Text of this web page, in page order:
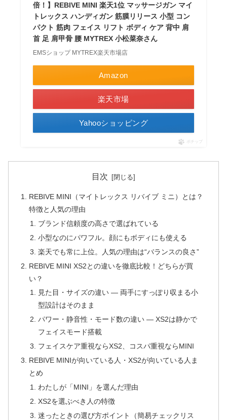
倍！】REBIVE MINI 楽天1位 マッサージガン マイ
トレックス ハンディガン 筋膜リリース 小型 コン
パクト 筋肉 フェイス リフト ボディ ケア 背中 肩
首 足 肩甲骨 腰 MYTREX 小松菜奈さん
EMSショップ MYTREX楽天市場店
Amazon
楽天市場
Yahooショッピング
ポチップ
目次
REBIVE MINI（マイトレックス リバイブ ミニ）とは？
特徴と人気の理由
ブランド信頼度の高さで選ばれている
小型なのにパワフル。顔にもボディにも使える
楽天でも常に上位。人気の理由は“バランスの良さ”
REBIVE MINI XS2との違いを徹底比較！どちらが買
い？
見た目・サイズの違い ― 両手にすっぽり収まる小
型設計はそのまま
パワー・静音性・モード数の違い ― XS2は静かで
フェイスモード搭載
フェイスケア重視ならXS2、コスパ重視ならMINI
REBIVE MINIが向いている人・XS2が向いている人ま
とめ
わたしが「MINI」を選んだ理由
XS2を選ぶべき人の特徴
迷ったときの選び方ポイント（簡易チェックリス